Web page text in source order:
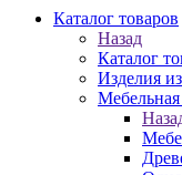
Каталог товаров
Назад
Каталог
Изделия